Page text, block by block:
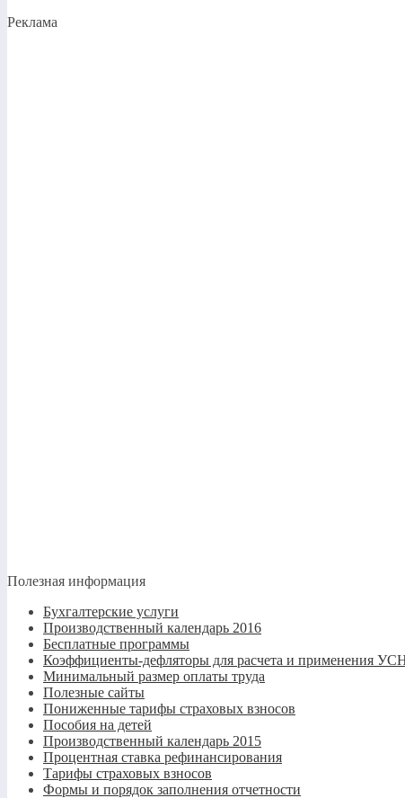
Реклама
Полезная информация
Бухгалтерские услуги
Производственный календарь 2016
Бесплатные программы
Коэффициенты-дефляторы для расчета и
Минимальный размер оплаты труда
Полезные сайты
Пониженные тарифы страховых взносов
Пособия на детей
Производственный календарь 2015
Процентная ставка рефинансирования
Тарифы страховых взносов
Формы и порядок заполнения отчетности